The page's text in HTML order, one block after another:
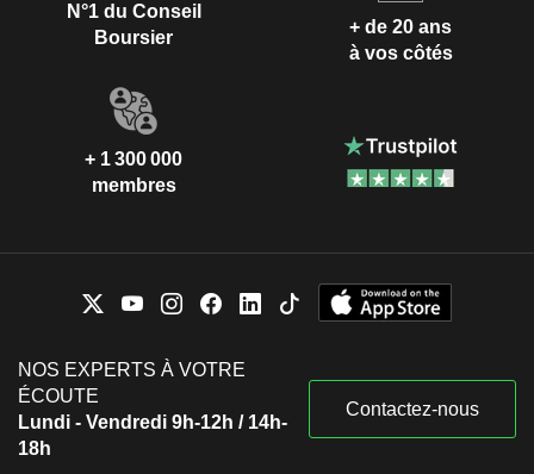
N°1 du Conseil
Boursier
+ de 20 ans
à vos côtés
+ 1 300 000
membres
NOS EXPERTS À VOTRE
ÉCOUTE
Lundi - Vendredi 9h-12h / 14h-
18h
Contactez-nous